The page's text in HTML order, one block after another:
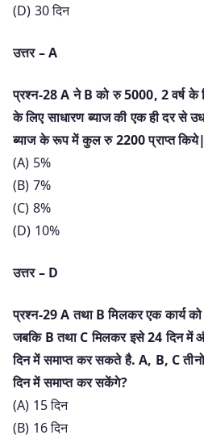
(D) 30 दिन
उत्तर – A
प्रश्न-28 A ने B को रु 5000, 2 वर्ष के
के लिए साधारण ब्याज की एक ही दर से
ब्याज के रूप में कुल रु 2200 प्राप्त किये|
(A) 5%
(B) 7%
(C) 8%
(D) 10%
उत्तर – D
प्रश्न-29 A तथा B मिलकर एक कार्य
जबकि B तथा C मिलकर इसे 24 दिन में
दिन में समाप्त कर सकते है. A, B, C
दिन में समाप्त कर सकेंगे?
(A) 15 दिन
(B) 16 दिन